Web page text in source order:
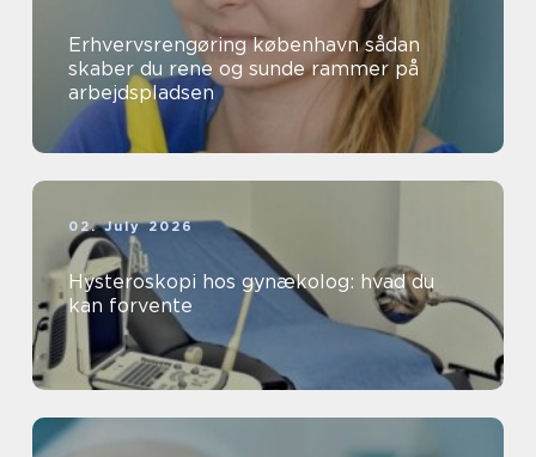
Erhvervsrengøring københavn sådan
skaber du rene og sunde rammer på
arbejdspladsen
02. July 2026
Hysteroskopi hos gynækolog: hvad du
kan forvente